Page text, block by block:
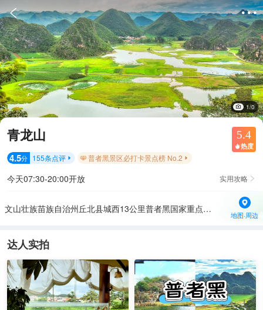
 
1/0
青龙山 5.4
 热度
4.5分 155条点评  普者黑景区必打卡景点榜 No.2 
今天07:30-20:00开放 实用攻略 
文山壮族苗族自治州丘北县城西13公里普者黑国家重点风景名胜区内
地图·周边
达人实拍